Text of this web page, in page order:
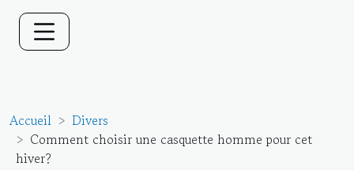
Accueil
Divers
Comment choisir une casquette homme pour cet
hiver?